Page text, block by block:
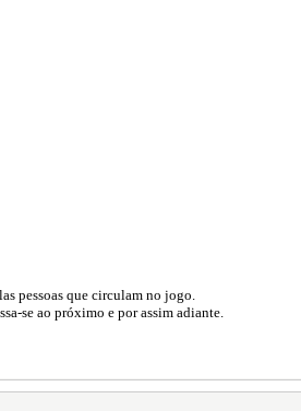
pessoas que circulam no jogo.
se ao próximo e por assim adiante.